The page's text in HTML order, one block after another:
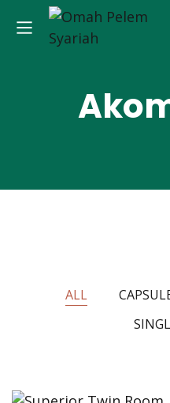
ALL